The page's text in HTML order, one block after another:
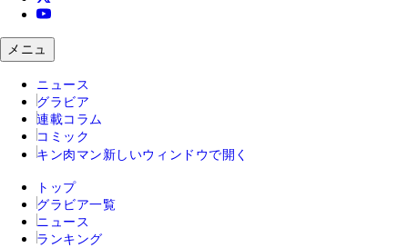
メニュ
ニュース
グラビア
連載コラム
コミック
キン肉マン 新しいウィンドウで開く
トップ
グラビア一覧
ニュース
ランキング